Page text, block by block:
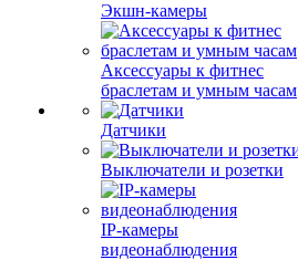
Экшн-камеры
Аксессуары к фитнес
браслетам и умным часам
Датчики
Выключатели и розетки
IP-камеры
видеонаблюдения